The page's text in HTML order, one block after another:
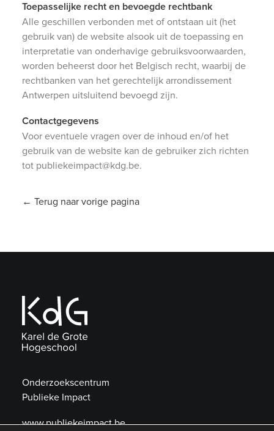
Toepasselijke recht en bevoegde rechtbank
Alle geschillen verbonden met of ontstaan uit (het
gebruik van) de website alsook uit de toepassing en
interpretatie van onderhavige gebruiksvoorwaarden,
worden beheerst door het Belgisch recht, waarbij de
rechtbanken van het gerechtelijk arrondissement
Antwerpen uitsluitend bevoegd zijn.
Contactgegevens
Voor eventuele vragen over de inhoud en/of het
gebruik van de website kan de gebruiker zich richten
tot publiekeimpact@kdg.be.
← Terug naar vorige pagina
Onderzoekscentrum
Publieke Impact
www.publiekeimpact.be